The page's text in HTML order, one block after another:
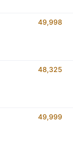
49,998
48,325
49,999